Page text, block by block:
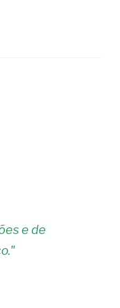
e de
"